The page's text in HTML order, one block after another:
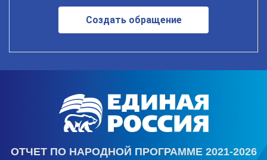
Создать обращение
ОТЧЕТ ПО НАРОДНОЙ ПРОГРАММЕ 2021-2026